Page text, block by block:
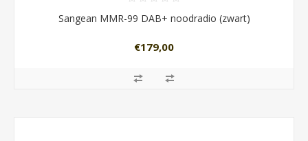
Sangean MMR-99 DAB+ noodradio (zwart)
€179,00